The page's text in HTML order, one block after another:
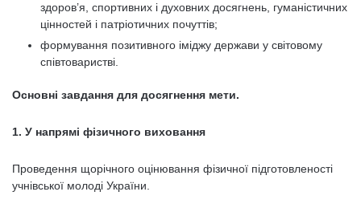
здоров’я, спортивних і духовних досягнень, гуманістичних
цінностей і патріотичних почуттів;
формування позитивного іміджу держави у світовому
співтоваристві.
Основні завдання для досягнення мети.
1. У напрямі фізичного виховання
Проведення щорічного оцінювання фізичної підготовленості
учнівської молоді України.